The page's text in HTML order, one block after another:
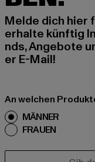
Melde dich hier
erhalte künftig
nds, Angebote
er E-Mail!
An welchen
MÄNNER
FRAUEN